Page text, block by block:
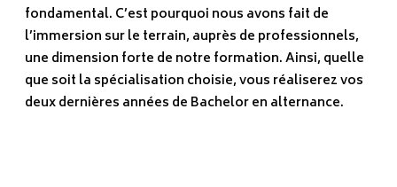
fondamental. C’est pourquoi nous avons fait de
l’immersion sur le terrain, auprès de professionnels,
une dimension forte de notre formation. Ainsi, quelle
que soit la spécialisation choisie, vous réaliserez vos
deux dernières années de Bachelor en alternance.